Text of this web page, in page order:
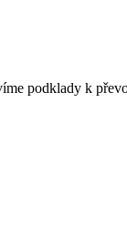
podklady k